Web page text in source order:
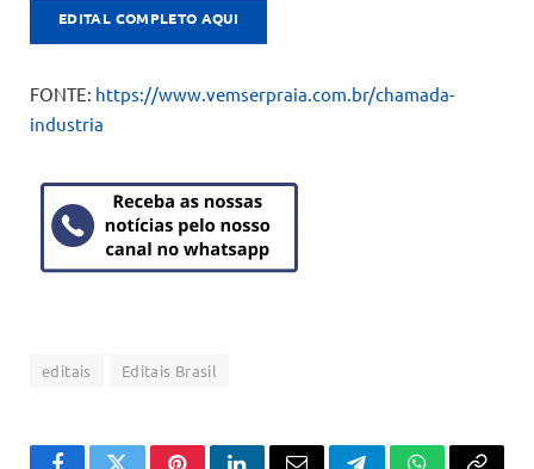
EDITAL COMPLETO AQUI
FONTE: https://www.vemserpraia.com.br/chamada-
industria
editais Editais Brasil